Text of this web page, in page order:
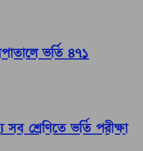
ভর্তি ৪৭১
সব শ্রেণিতে ভর্তি পরীক্ষা